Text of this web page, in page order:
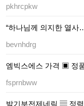
pkhrcpkw
“하나님께 의지한 열사
bevnhdrg
엠빅스에스 가격 ▣ 정
fsprnbww
발기부전제네릭 ▤ 정